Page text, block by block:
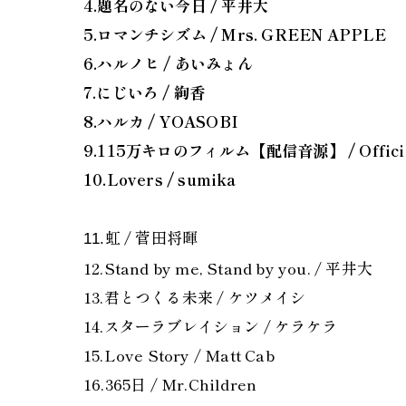
4.題名のない今日 / 平井大
5.ロマンチシズム / Mrs. GREEN APPLE
6.ハルノヒ / あいみょん
7.にじいろ / 絢香
8.ハルカ / YOASOBI
9.115万キロのフィルム【配信音源】 /
10.Lovers / sumika
11.虹 / 菅田将暉
12.Stand by me, Stand by you. / 平井大
13.君とつくる未来 / ケツメイシ
14.スターラブレイション / ケラケラ
15.Love Story / Matt Cab
16.365日 / Mr.Children